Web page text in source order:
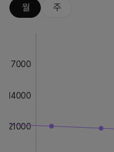
월 주
7000
14000
21000